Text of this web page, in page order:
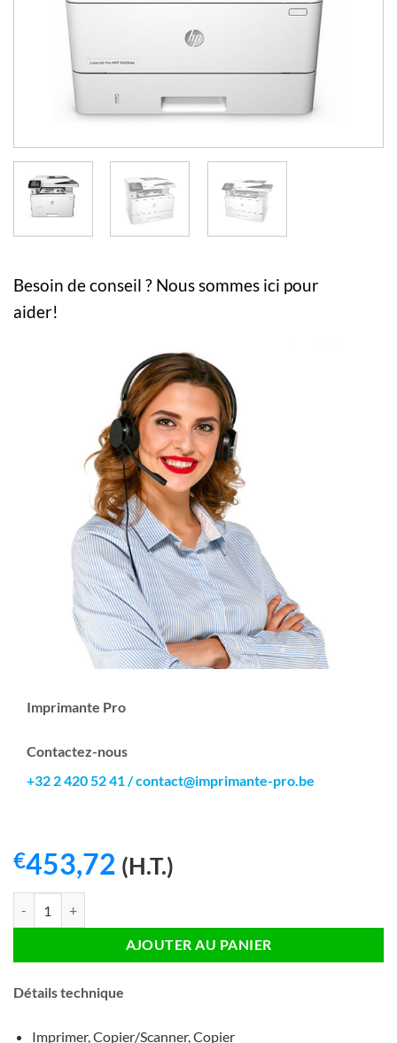
Besoin de conseil ? Nous sommes ici pour
aider!
Imprimante Pro
Contactez-nous
+32 2 420 52 41/contact@imprimante-pro.be
€453,72 (H.T.)
AJOUTER AU PANIER
Détails technique
Imprimer, Copier/Scanner, Copier